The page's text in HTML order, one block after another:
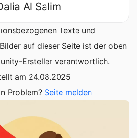
Al Salim
Texte und
auf dieser Seite ist der oben
Ersteller verantwortlich.
am 24.08.2025
Problem? Seite melden